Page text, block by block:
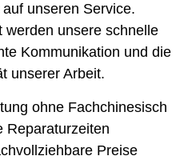
unseren Service.
werden unsere schnelle
Kommunikation und die
unserer Arbeit.
ohne Fachchinesisch
Reparaturzeiten
Preise